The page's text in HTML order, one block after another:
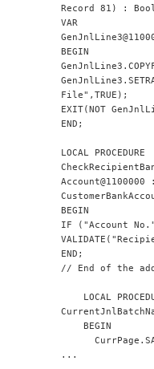
Record 81) :
VAR
BEGIN
File",TRUE);
EXIT(NOT
END;
LOCAL PROCEDURE
BEGIN
IF ("Account
END;
// End of the
    BEGIN
...